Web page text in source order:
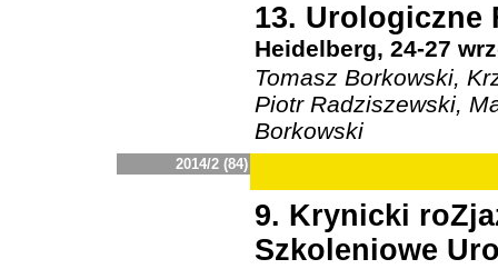
13. Urologiczne
Heidelberg, 24-27
Tomasz Borkowski,
Piotr Radziszewski,
Borkowski
2014/2 (84)
9. Krynicki
Szkoleniowe